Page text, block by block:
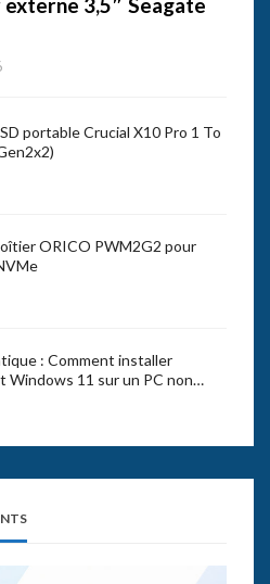
externe 3,5″ Seagate
portable Crucial X10 Pro 1 To
ORICO PWM2G2 pour
: Comment installer
Windows 11 sur un PC non…